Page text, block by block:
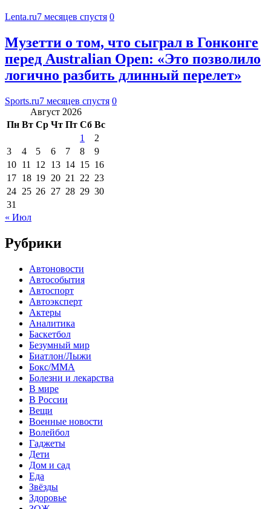
Lenta.ru7 месяцев спустя 0
Музетти о том, что сыграл в Гонконге
перед Australian Open: «Это позволило
логично разбить длинный перелет»
Sports.ru7 месяцев спустя 0
Август 2026
Пн Вт Ср Чт Пт Сб Вс
1
2
3
4 5 6 7 8
9
10 11 12 13 14 15 16
17 18 19 20 21 22 23
24 25 26 27 28 29 30
31
« Июл
Рубрики
Автоновости
Автособытия
Автоспорт
Автоэксперт
Актеры
Аналитика
Баскетбол
Безумный мир
Биатлон/Лыжи
Бокс/MMA
Болезни и лекарства
В мире
В России
Вещи
Военные новости
Волейбол
Гаджеты
Дети
Дом и сад
Еда
Звёзды
Здоровье